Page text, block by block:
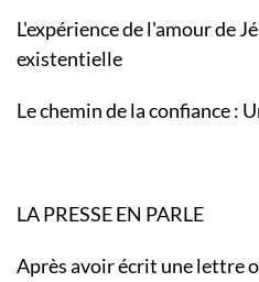
L'expérience de l'amour de
existentielle
Le chemin de la confiance :
LA PRESSE EN PARLE
Après avoir écrit une lettre